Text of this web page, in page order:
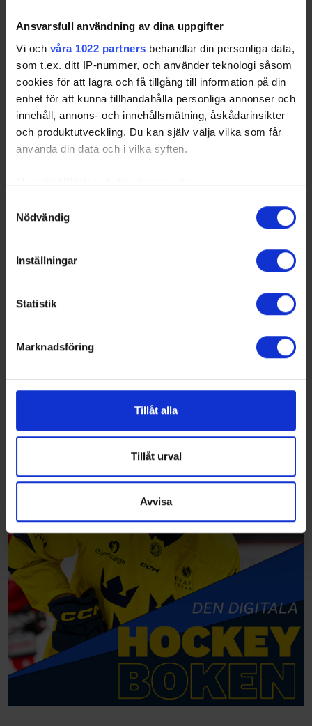
Ansvarsfull användning av dina uppgifter
Vi och våra 1022 partners behandlar din personliga data,
som t.ex. ditt IP-nummer, och använder teknologi såsom
cookies för att lagra och få tillgång till information på din
enhet för att kunna tillhandahålla personliga annonser och
innehåll, annons- och innehållsmätning, åskådarinsikter
och produktutveckling. Du kan själv välja vilka som får
använda din data och i vilka syften.
Med din tillåtelse skulle vi även vilja:
som kan ha en noggrannhet på upp till flera meter
Ta reda på mer om hur dina personliga uppgifter
Du kan ändra eller dra tillbaka ditt samtycke när som
Vi använder enhetsidentifierare för att anpassa innehållet
för sociala medier och analysera vår trafik. Vi
vidarebefordrar även sådana identifierare och annan
annons- och analysföretag som vi samarbetar med.
Dessa kan i sin tur kombinera informationen med annan
samlat in när du har använt deras tjänster.
Nödvändig
Inställningar
Statistik
Marknadsföring
Tillåt alla
Tillåt urval
Avvisa